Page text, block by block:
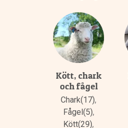
Kött, chark
och fågel
Chark(17),
Fågel(5),
Kött(29),